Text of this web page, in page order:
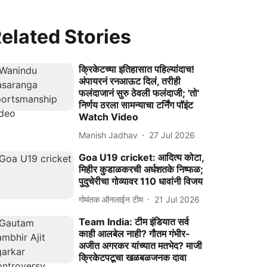
Stories
क्रिकेटच्या इतिहासात पहिल्यांदाच!
अंपायरनं रनआऊट दिलं, तरीही
फलंदाजानं सुरु ठेवली फलंदाजी; 'तो'
निर्णय ठरला सामन्याचा टर्निंग पॉइंट
Watch Video
Manish Jadhav 27 Jul 2026
Goa U19 cricket: आदित्य कोटा,
मिहीर कुडाळकरची अर्धशतके निष्फळ;
पुदुचेरीचा गोव्यावर 110 धावांनी विजय
गोमंतक ऑनलाईन टीम 21 Jul 2026
Team India: टीम इंडियात सर्व
काही आलबेल नाही? गौतम गंभीर-
अजीत अगरकर यांच्यात मतभेद? माजी
क्रिकेटपटूचा खळबळजनक दावा